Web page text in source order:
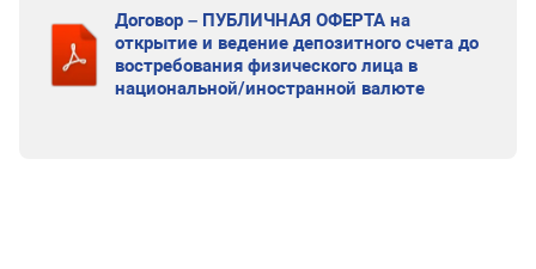
Договор – ПУБЛИЧНАЯ ОФЕРТА на
открытие и ведение депозитного счета до
востребования физического лица в
национальной/иностранной валюте